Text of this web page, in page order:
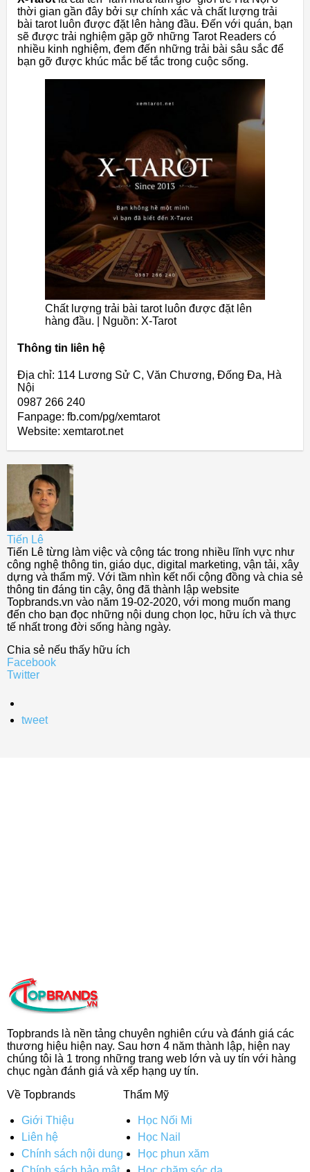
thời gian gần đây bởi sự chính xác và chất lượng trải
bài tarot luôn được đặt lên hàng đầu. Đến với quán, bạn
sẽ được trải nghiệm gặp gỡ những Tarot Readers có
nhiều kinh nghiệm, đem đến những trải bài sâu sắc để
bạn gỡ được khúc mắc bế tắc trong cuộc sống.
Chất lượng trải bài tarot luôn được đặt lên
hàng đầu. | Nguồn: X-Tarot
Thông tin liên hệ
Địa chỉ: 114 Lương Sử C, Văn Chương, Đống Đa, Hà
Nội
0987 266 240
Fanpage: fb.com/pg/xemtarot
Website: xemtarot.net
Tiến Lê
Tiến Lê từng làm việc và cộng tác trong nhiều lĩnh vực như
công nghệ thông tin, giáo dục, digital marketing, vận tải, xây
dựng và thẩm mỹ. Với tầm nhìn kết nối cộng đồng và chia sẻ
thông tin đáng tin cậy, ông đã thành lập website
Topbrands.vn vào năm 19-02-2020, với mong muốn mang
đến cho bạn đọc những nội dung chọn lọc, hữu ích và thực
tế nhất trong đời sống hàng ngày.
Chia sẻ nếu thấy hữu ích
Facebook
Twitter
tweet
Topbrands là nền tảng chuyên nghiên cứu và đánh giá các
thương hiệu hiện nay. Sau hơn 4 năm thành lập, hiện nay
chúng tôi là 1 trong những trang web lớn và uy tín với hàng
chục ngàn đánh giá và xếp hạng uy tín.
Về Topbrands
Giới Thiệu
Liên hệ
Chính sách nội dung
Thẩm Mỹ
Học Nối Mi
Học Nail
Học phun xăm